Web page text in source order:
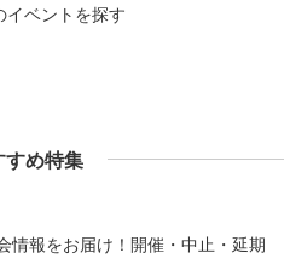
イベントを探す
すめ特集
情報をお届け！開催・中止・延期